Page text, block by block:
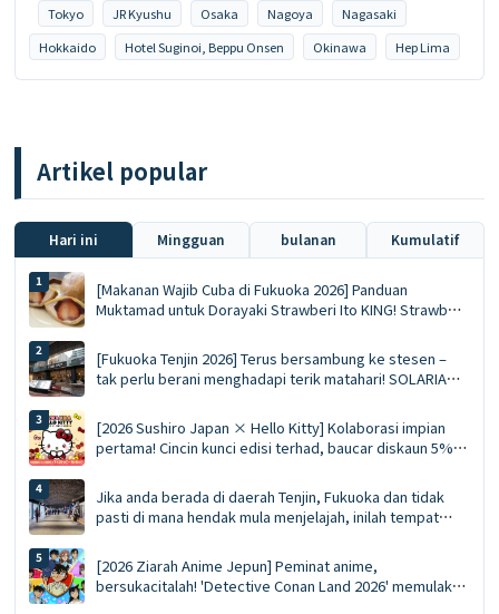
Tokyo JR Kyushu Osaka Nagoya
Nagasaki
Hokkaido
Hotel Suginoi, Beppu Onsen Okinawa Hep Lima
Artikel popular
Hari ini Mingguan bulanan Kumulatif
[Makanan Wajib Cuba di Fukuoka 2026] Panduan
Muktamad untuk Dorayaki Strawberi Ito KING! Strawberi
Musim Panas
[Fukuoka Tenjin 2026] Terus bersambung ke stesen –
tak perlu berani menghadapi terik matahari! SOLARIA
dan senarai barangan beli-belah
[2026 Sushiro Japan × Hello Kitty] Kolaborasi impian
pertama! Cincin kunci edisi terhad, baucar diskaun 5%
Jika anda berada di daerah Tenjin, Fukuoka dan tidak
pasti di mana hendak mula menjelajah, inilah tempat
Belah Bawah Tanah Tenjin | Makanan, membeli-belah dan
cenderamata serentak
[2026 Ziarah Anime Jepun] Peminat anime,
bersukacitalah! 'Detective Conan Land 2026' memulakan